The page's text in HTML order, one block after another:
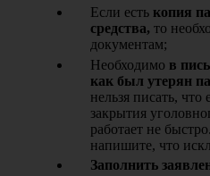
Если есть копия
средства, то
документам;
Необходимо в
как был утерян
нельзя писать,
закрытия
работает не
напишите, что
Заполнить